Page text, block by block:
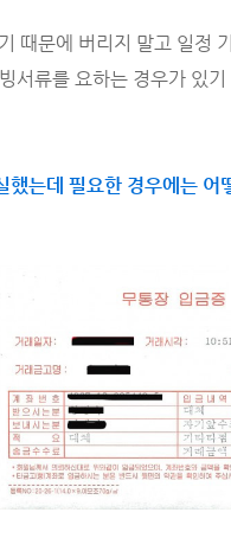
때문에 버리지 말고 일정
서류를 요하는 경우가 있
는데 필요한 경우에는 어